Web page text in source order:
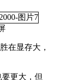
在显存大，
更大，但